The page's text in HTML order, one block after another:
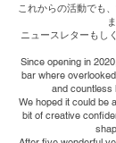
これからの活動でも
ニュースレターもし
Since opening in
bar where
and countless
We hoped it could be
bit of creative